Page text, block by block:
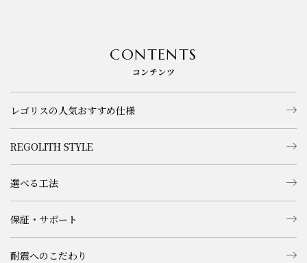
CONTENTS
コンテンツ
レゴリスの人気おすすめ仕様
REGOLITH STYLE
選べる工法
保証・サポート
耐震へのこだわり